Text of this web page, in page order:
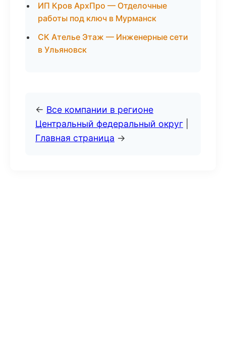
ИП Кров АрхПро — Отделочные
работы под ключ в Мурманск
СК Ателье Этаж — Инженерные сети
в Ульяновск
← Все компании в регионе
Центральный федеральный округ
Главная страница →